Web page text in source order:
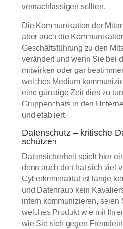
vernachlässigen sollten.
Die Kommunikation der
aber auch die
Geschäftsführung zu den
verändert und wenn Sie bei
mitwirken oder gar
welches Medium
eine günstige Zeit dies zu
Gruppenchats in den
und etabliert.
Datenschutz – kritische
schützen
Datensicherheit spielt hier
denn auch dort hat sich viel
Cyberkriminalität ist lange
und Datenraub kein
intern kommunizieren, seien
welches Produkt wie mit
wie Sie sich gegen